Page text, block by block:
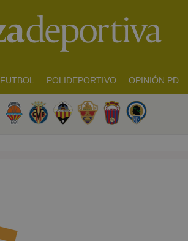
FUTBOL POLIDEPORTIVO OPINIÓN PD